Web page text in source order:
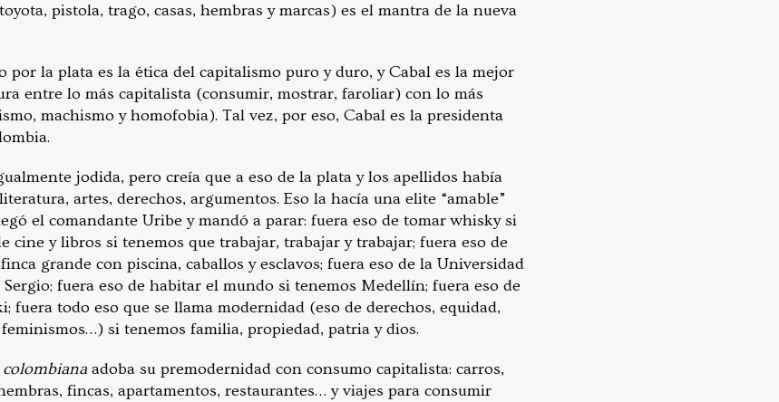
pistola, trago, casas, hembras y marcas) es el mantra de la nueva
por la plata es la ética del capitalismo puro y duro, y Cabal es la mejor
entre lo más capitalista (consumir, mostrar, faroliar) con lo más
machismo y homofobia). Tal vez, por eso, Cabal es la presidenta
jodida, pero creía que a eso de la plata y los apellidos había
artes, derechos, argumentos. Eso la hacía una elite “amable”
el comandante Uribe y mandó a parar: fuera eso de tomar whisky si
cine y libros si tenemos que trabajar, trabajar y trabajar; fuera eso de
grande con piscina, caballos y esclavos; fuera eso de la Universidad
fuera eso de habitar el mundo si tenemos Medellín; fuera eso de
fuera todo eso que se llama modernidad (eso de derechos, equidad,
si tenemos familia, propiedad, patria y dios.
colombiana adoba su premodernidad con consumo capitalista: carros,
fincas, apartamentos, restaurantes… y viajes para consumir